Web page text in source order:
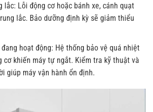
lắc: Lỗi động cơ hoặc bánh xe, cánh quạt
lắc. Bảo dưỡng định kỳ sẽ giảm thiểu
hoạt động: Hệ thống bảo vệ quá nhiệt
cơ khiến máy tự ngắt. Kiểm tra kỹ thuật và
giúp máy vận hành ổn định.